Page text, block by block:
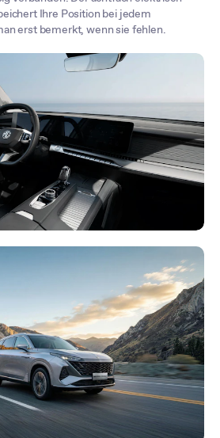
Ihre Position bei jedem
erst bemerkt, wenn sie fehlen.